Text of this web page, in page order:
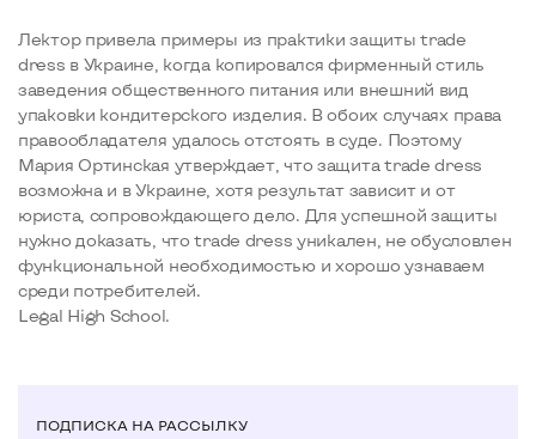
Лектор привела примеры из практики защиты trade
dress в Украине, когда копировался фирменный стиль
заведения общественного питания или внешний вид
упаковки кондитерского изделия. В обоих случаях права
правообладателя удалось отстоять в суде. Поэтому
Мария Ортинская утверждает, что защита trade dress
возможна и в Украине, хотя результат зависит и от
юриста, сопровождающего дело. Для успешной защиты
нужно доказать, что trade dress уникален, не обусловлен
функциональной необходимостью и хорошо узнаваем
среди потребителей.
Legal High School.
ПОДПИСКА НА РАССЫЛКУ